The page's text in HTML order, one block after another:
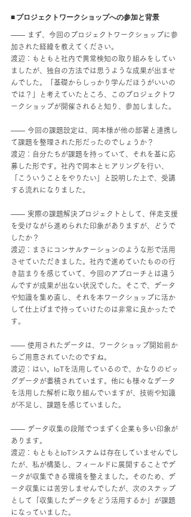
■ プロジェクトワークショップへの参加と背景
―― まず、今回のプロジェクトワークショップに参
加された経緯を教えてください。
渡辺：もともと社内で異常検知の取り組みをしてい
ましたが、独自の方法では思うような成果が出ませ
んでした。「基礎からしっかり学んだほうがいいの
では？」と考えていたところ、このプロジェクトワ
ークショップが開催されると知り、参加しました。
―― 今回の課題設定は、岡本様が他の部署と連携し
て課題を整理された形だったのでしょうか？
渡辺：自分たちが課題を持っていて、それを基に応
募した形です。社内で岡本とヒアリングを行い、
「こういうことをやりたい」と説明した上で、受講
する流れになりました。
―― 実際の課題解決プロジェクトとして、伴走支援
を受けながら進められた印象がありますが、どうで
したか？
渡辺：まさにコンサルテーションのような形で活用
させていただきました。社内で進めていたものの行
き詰まりを感じていて、今回のアプローチとは違う
んですが成果が出ない状況でした。そこで、データ
や知識を集め直し、それを本ワークショップに活か
して仕上げまで持っていけたのは非常に良かったで
す。
―― 使用されたデータは、ワークショップ開始前か
らご用意されていたのですね。
渡辺：はい。IoTを活用しているので、かなりのビッ
グデータが蓄積されています。他にも様々なデータ
を活用した解析に取り組んでいますが、技術や知識
が不足し、課題を感じていました。
―― データ収集の段階でつまずく企業も多い印象が
あります。
渡辺：もともとIoTシステムは存在していませんでし
たが、私が構築し、フィールドに展開することでデ
ータが収集できる環境を整えました。そのため、デ
ータ収集には苦労しませんでしたが、次のステップ
として「収集したデータをどう活用するか」が課題
になっていました。